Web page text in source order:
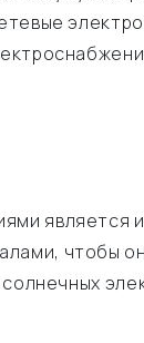
является
чтобы